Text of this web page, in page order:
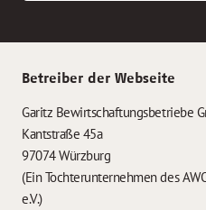
Betreiber der Webseite
Garitz Bewirtschaftungsbetriebe
Kantstraße 45a
97074 Würzburg
(Ein Tochterunternehmen des
e.V.)